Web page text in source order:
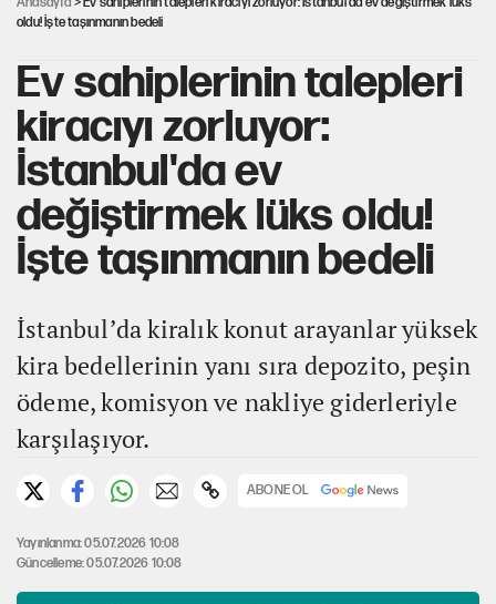
oldu! İşte taşınmanın bedeli
Ev sahiplerinin talepleri
kiracıyı zorluyor:
İstanbul'da ev
değiştirmek lüks oldu!
İşte taşınmanın bedeli
İstanbul’da kiralık konut arayanlar yüksek
kira bedellerinin yanı sıra depozito, peşin
ödeme, komisyon ve nakliye giderleriyle
karşılaşıyor.
ABONE OL
Yayınlanma: 05.07.2026 10:08
Güncelleme: 05.07.2026 10:08